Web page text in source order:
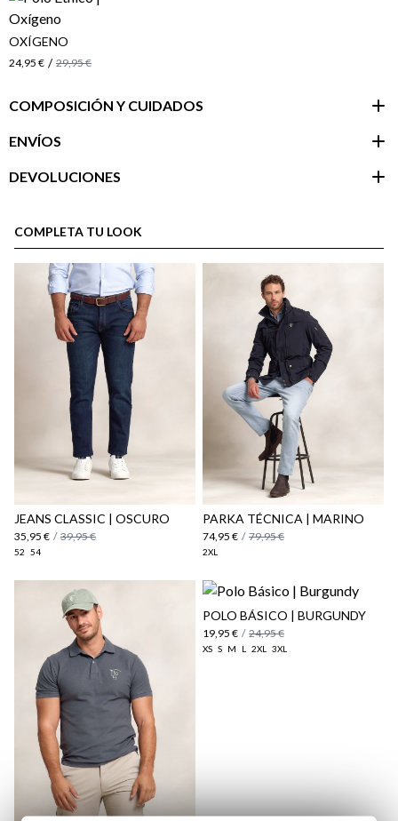
OXÍGENO
24,95 € / 29,95 €
COMPOSICIÓN Y CUIDADOS
ENVÍOS
Paquetes y envíos
DEVOLUCIONES
cliente
aquí
aquí
COMPLETA TU LOOK
JEANS CLASSIC | OSCURO
35,95 € / 39,95 €
52 54
PARKA TÉCNICA | MARINO
74,95 € / 79,95 €
2XL
POLO BÁSICO | BURGUNDY
19,95 € / 24,95 €
XS S M L 2XL 3XL